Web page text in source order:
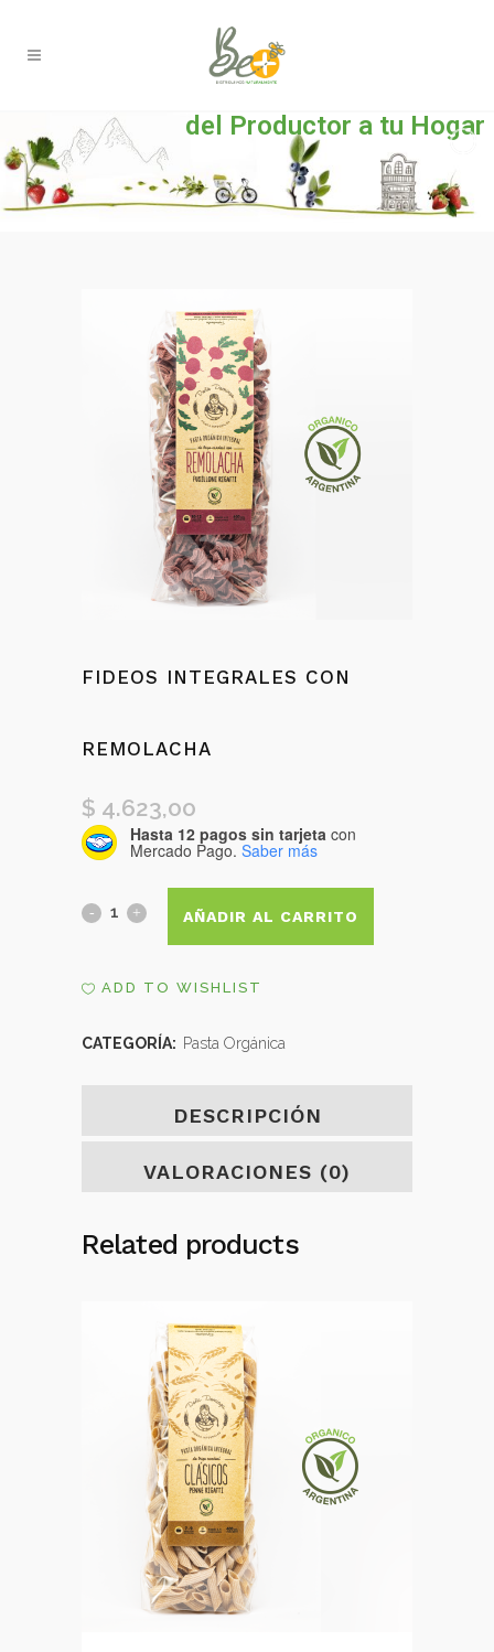
del Productor a tu Hogar
FIDEOS INTEGRALES CON
REMOLACHA
$ 4.623,00
Hasta 12 pagos sin tarjeta con
Mercado Pago. Saber más
Fideos
con
REMOLACHA
AÑADIR AL CARRITO
ADD TO WISHLIST
CATEGORÍA: Pasta Orgánica
DESCRIPCIÓN
VALORACIONES (0)
Related products